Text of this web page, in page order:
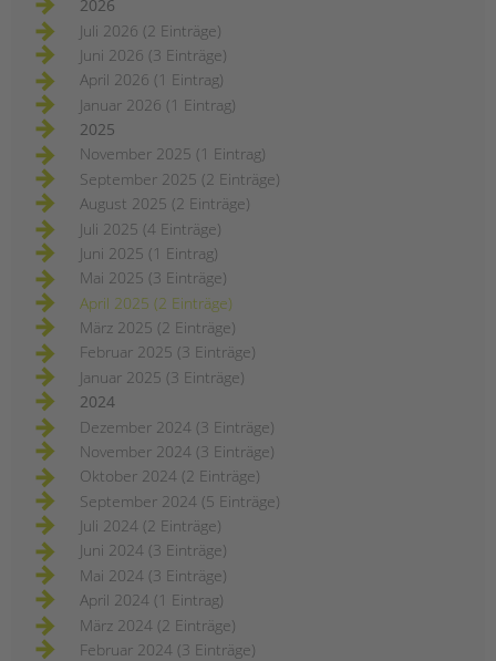
2026
Juli 2026 (2 Einträge)
Juni 2026 (3 Einträge)
April 2026 (1 Eintrag)
Januar 2026 (1 Eintrag)
2025
November 2025 (1 Eintrag)
September 2025 (2 Einträge)
August 2025 (2 Einträge)
Juli 2025 (4 Einträge)
Juni 2025 (1 Eintrag)
Mai 2025 (3 Einträge)
April 2025 (2 Einträge)
März 2025 (2 Einträge)
Februar 2025 (3 Einträge)
Januar 2025 (3 Einträge)
2024
Dezember 2024 (3 Einträge)
November 2024 (3 Einträge)
Oktober 2024 (2 Einträge)
September 2024 (5 Einträge)
Juli 2024 (2 Einträge)
Juni 2024 (3 Einträge)
Mai 2024 (3 Einträge)
April 2024 (1 Eintrag)
März 2024 (2 Einträge)
Februar 2024 (3 Einträge)